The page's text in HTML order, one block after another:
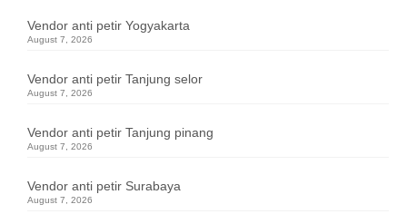
Vendor anti petir Yogyakarta
August 7, 2026
Vendor anti petir Tanjung selor
August 7, 2026
Vendor anti petir Tanjung pinang
August 7, 2026
Vendor anti petir Surabaya
August 7, 2026